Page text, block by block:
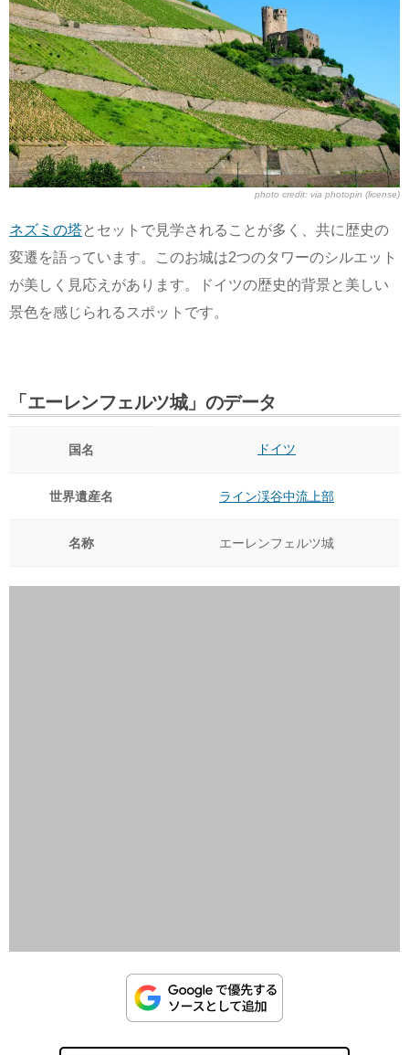
photo credit: via photopin (license)
ネズミの塔とセットで見学されることが多く、共に歴史の
変遷を語っています。このお城は2つのタワーのシルエット
が美しく見応えがあります。ドイツの歴史的背景と美しい
景色を感じられるスポットです。
「エーレンフェルツ城」のデータ
国名 ドイツ
世界遺産名 ライン渓谷中流上部
名称 エーレンフェルツ城